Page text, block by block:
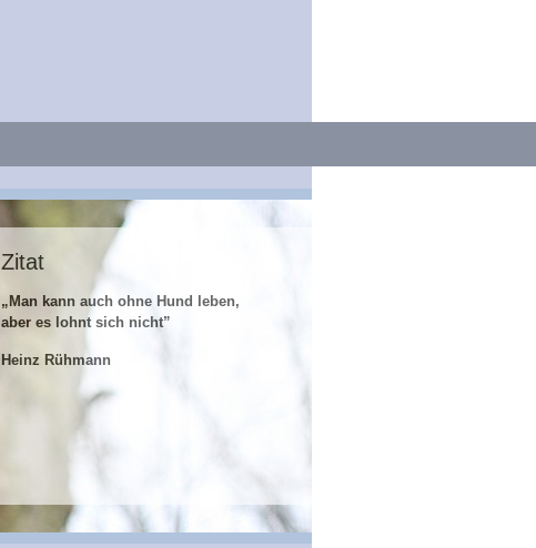
Zitat
„Man kann auch ohne Hund leben,
aber es lohnt sich nicht”
Heinz Rühmann